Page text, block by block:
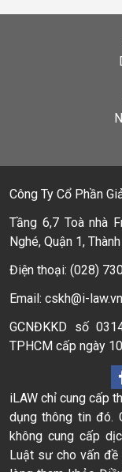
Công Ty Cổ Phần
Tầng 6,7 Toà nhà
Nghé, Quận 1,
Điện thoại: (028)
Email: cskh@i-law.vn
GCNĐKKD số
TPHCM cấp ngày
iLAW chỉ cung cấp
dụng thông tin đó.
không cung cấp
Luật sư cho vấn đề